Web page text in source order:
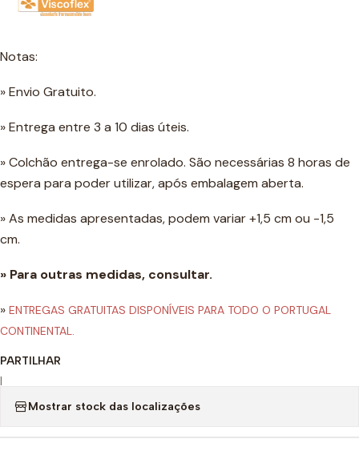
Notas:
» Envio Gratuito.
» Entrega entre 3 a 10 dias úteis.
» Colchão entrega-se enrolado. São necessárias 8 horas de
espera para poder utilizar, após embalagem aberta.
» As medidas apresentadas, podem variar +1,5 cm ou -1,5
cm.
» Para outras medidas, consultar.
» ENTREGAS GRATUITAS DISPONÍVEIS PARA TODO O PORTUGAL
CONTINENTAL.
PARTILHAR
|
Mostrar stock das localizações